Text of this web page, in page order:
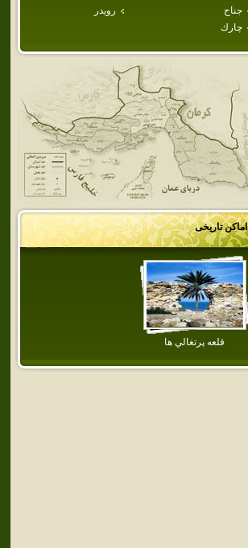
جناح
رويدر
چارك
اماکن تاریخی
قلعه پرتغالي ها